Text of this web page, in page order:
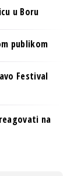
u Boru
publikom
Festival
na